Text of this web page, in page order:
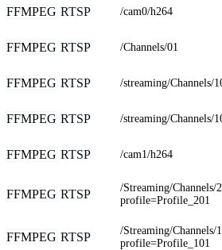
FFMPEG RTSP /cam0/h264
FFMPEG RTSP /Channels/01
FFMPEG RTSP /streaming/Channels/
FFMPEG RTSP /streaming/Channels/
FFMPEG RTSP /cam1/h264
FFMPEG RTSP
/Streaming/Channels/
profile=Profile_201
FFMPEG RTSP
/Streaming/Channels/
profile=Profile_101